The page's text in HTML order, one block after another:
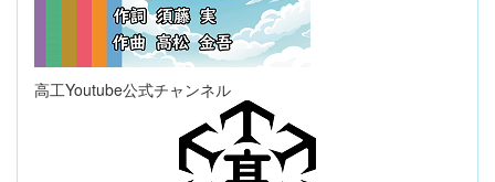
高工Youtube公式チャンネル